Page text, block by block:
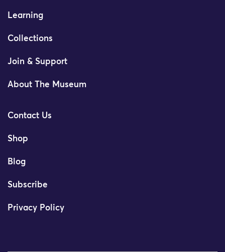
Learning
Collections
Join & Support
About The Museum
Contact Us
Shop
Blog
Subscribe
Privacy Policy